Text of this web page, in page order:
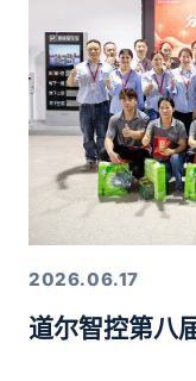
2026.06.17
道尔智控第八